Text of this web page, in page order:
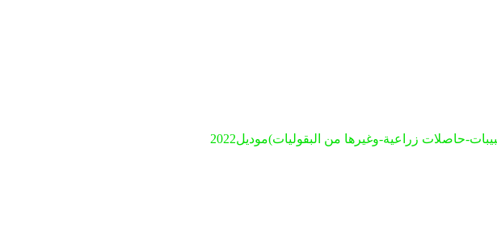
زراعية-وغيرها من البقوليات)موديل2022